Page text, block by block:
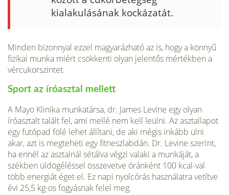
kialakulásának kockázatát.
Minden bizonnyal ezzel magyarázható az is, hogy a könnyű
fizikai munka miért csökkenti olyan jelentős mértékben a
vércukorszintet.
Sport az íróasztal mellett
A Mayo Klinika munkatársa, dr. James Levine egy olyan
íróasztalt talált fel, ami mellé nem kell leülni. Az asztallapot
egy futópad fölé lehet állítani, de aki mégis inkább ülni
akar, azt is megteheti egy fitneszlabdán. Dr. Levine szerint,
ha ennél az asztalnál sétálva végzi valaki a munkáját, a
székben üldögéléssel összevetve óránként 100 kcal-val
több energiát éget el. Ez napi nyolcórás használatra vetítve
évi 25,5 kg-os fogyásnak felel meg.